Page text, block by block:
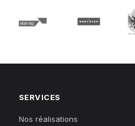
SERVICES
Nos réalisations